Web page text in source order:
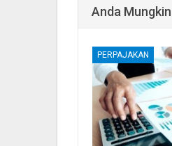
Anda
PERPAJAKAN